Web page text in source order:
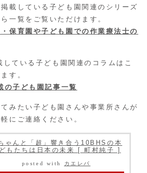
載している子ども園関連のシリーズ
一覧をご覧いただけます。
保育園や子ども園での作業療法士の
ている子ども園関連のコラムはこ
す。
子ども園記事一覧
みたい子ども園さんや事業所さんが
にご連絡ください。
ゃんと「超」響き合う10BHSの本
もたちは日本の未来 [ 町村純子 ]
posted with カエレバ